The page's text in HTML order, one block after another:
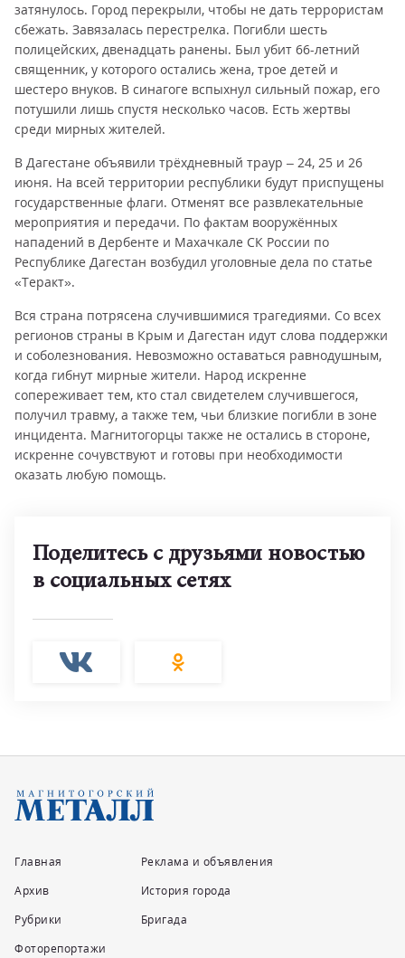
затянулось. Город перекрыли, чтобы не дать террористам
сбежать. Завязалась перестрелка. Погибли шесть
полицейских, двенадцать ранены. Был убит 66-летний
священник, у которого остались жена, трое детей и
шестеро внуков. В синагоге вспыхнул сильный пожар, его
потушили лишь спустя несколько часов. Есть жертвы
среди мирных жителей.
В Дагестане объявили трёхдневный траур – 24, 25 и 26
июня. На всей территории республики будут приспущены
государственные флаги. Отменят все развлекательные
мероприятия и передачи. По фактам вооружённых
нападений в Дербенте и Махачкале СК России по
Республике Дагестан возбудил уголовные дела по статье
«Теракт».
Вся страна потрясена случившимися трагедиями. Со всех
регионов страны в Крым и Дагестан идут слова поддержки
и соболезнования. Невозможно оставаться равнодушным,
когда гибнут мирные жители. Народ искренне
сопереживает тем, кто стал свидетелем случившегося,
получил травму, а также тем, чьи близкие погибли в зоне
инцидента. Магнитогорцы также не остались в стороне,
искренне сочувствуют и готовы при необходимости
оказать любую помощь.
Поделитесь с друзьями новостью
в социальных сетях
Главная
Архив
Рубрики
Фоторепортажи
Реклама и объявления
История города
Бригада